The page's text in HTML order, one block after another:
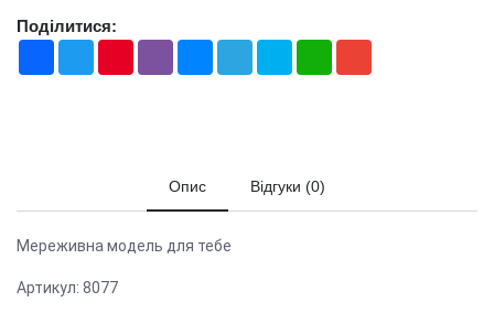
Поділитися:
Facebook
TwitterPinterestViber Messenger
TelegramSkypeWhatsApp
Опис Відгуки (0)
Мереживна модель для тебе
Артикул: 8077